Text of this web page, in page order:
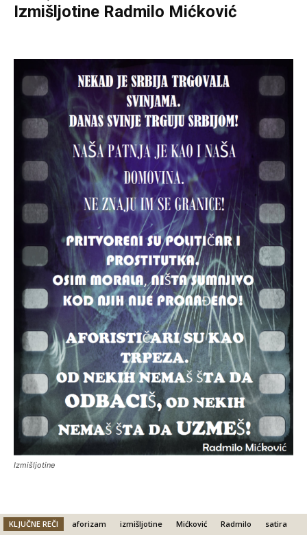
Izmišljotine Radmilo Mićković
Izmišljotine
KLJUČNE REČI aforizam izmišljotine Mićković Radmilo satira